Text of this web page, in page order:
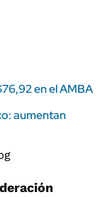
en el AMBA
aumentan